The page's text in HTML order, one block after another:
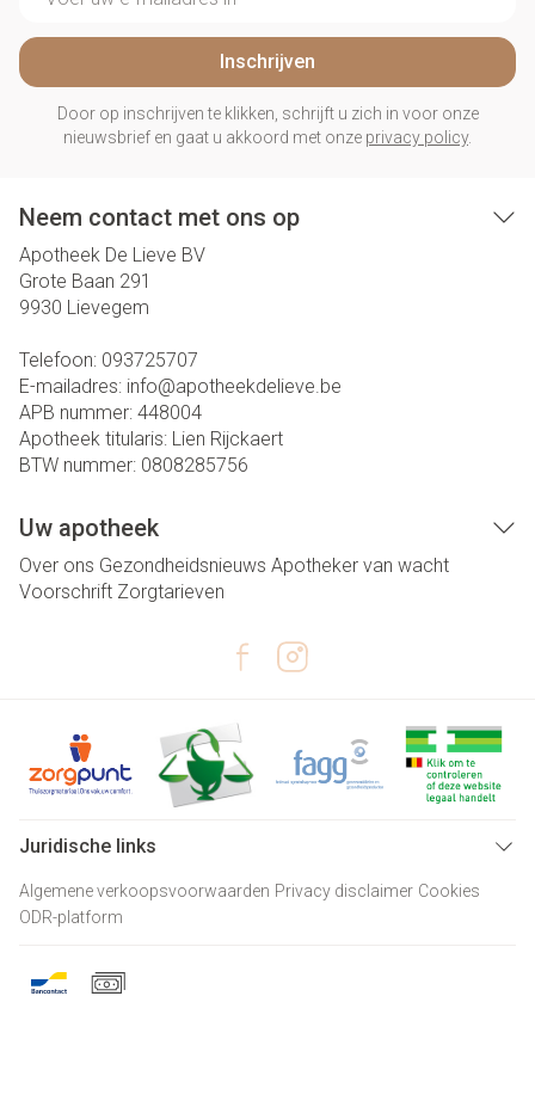
Inschrijven
Door op inschrijven te klikken, schrijft u zich in voor onze
nieuwsbrief en gaat u akkoord met onze privacy policy.
Neem contact met ons op
Apotheek De Lieve BV
Grote Baan 291
9930 Lievegem
Telefoon: 093725707
E-mailadres: info@apotheekdelieve.be
APB nummer: 448004
Apotheek titularis: Lien Rijckaert
BTW nummer: 0808285756
Uw apotheek
Over ons Gezondheidsnieuws Apotheker van wacht
Voorschrift Zorgtarieven
Juridische links
Algemene verkoopsvoorwaarden Privacy disclaimer Cookies
ODR-platform